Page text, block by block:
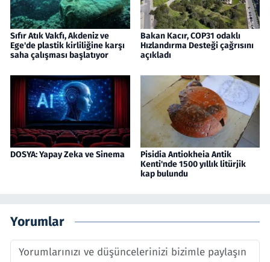
Sıfır Atık Vakfı, Akdeniz ve
Ege'de plastik kirliliğine karşı
saha çalışması başlatıyor
Bakan Kacır, COP31 odaklı
Hızlandırma Desteği çağrısını
açıkladı
DOSYA: Yapay Zeka ve Sinema
Pisidia Antiokheia Antik
Kenti'nde 1500 yıllık litürjik
kap bulundu
Yorumlar